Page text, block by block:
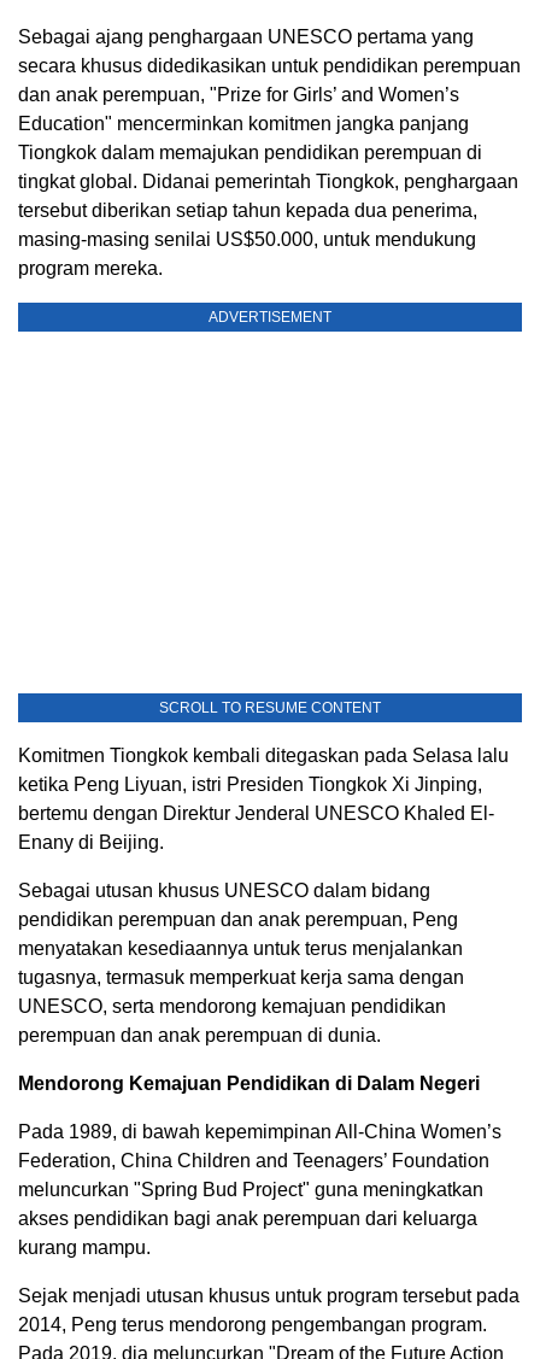
Sebagai ajang penghargaan UNESCO pertama yang
secara khusus didedikasikan untuk pendidikan perempuan
dan anak perempuan, "Prize for Girls’ and Women’s
Education" mencerminkan komitmen jangka panjang
Tiongkok dalam memajukan pendidikan perempuan di
tingkat global. Didanai pemerintah Tiongkok, penghargaan
tersebut diberikan setiap tahun kepada dua penerima,
masing-masing senilai US$50.000, untuk mendukung
program mereka.
ADVERTISEMENT
SCROLL TO RESUME CONTENT
Komitmen Tiongkok kembali ditegaskan pada Selasa lalu
ketika Peng Liyuan, istri Presiden Tiongkok Xi Jinping,
bertemu dengan Direktur Jenderal UNESCO Khaled El-
Enany di Beijing.
Sebagai utusan khusus UNESCO dalam bidang
pendidikan perempuan dan anak perempuan, Peng
menyatakan kesediaannya untuk terus menjalankan
tugasnya, termasuk memperkuat kerja sama dengan
UNESCO, serta mendorong kemajuan pendidikan
perempuan dan anak perempuan di dunia.
Mendorong Kemajuan Pendidikan di Dalam Negeri
Pada 1989, di bawah kepemimpinan All-China Women’s
Federation, China Children and Teenagers’ Foundation
meluncurkan "Spring Bud Project" guna meningkatkan
akses pendidikan bagi anak perempuan dari keluarga
kurang mampu.
Sejak menjadi utusan khusus untuk program tersebut pada
2014, Peng terus mendorong pengembangan program.
Pada 2019, dia meluncurkan "Dream of the Future Action